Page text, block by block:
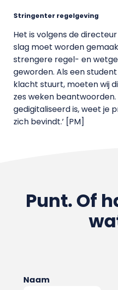
Stringenter regelgeving
Het is volgens de
slag moet worden
strengere regel- en
geworden. Als een
klacht stuurt, moeten wij
zes weken
gedigitaliseerd is, weet je
zich bevindt.’ [PM]
Punt. Of
Naam